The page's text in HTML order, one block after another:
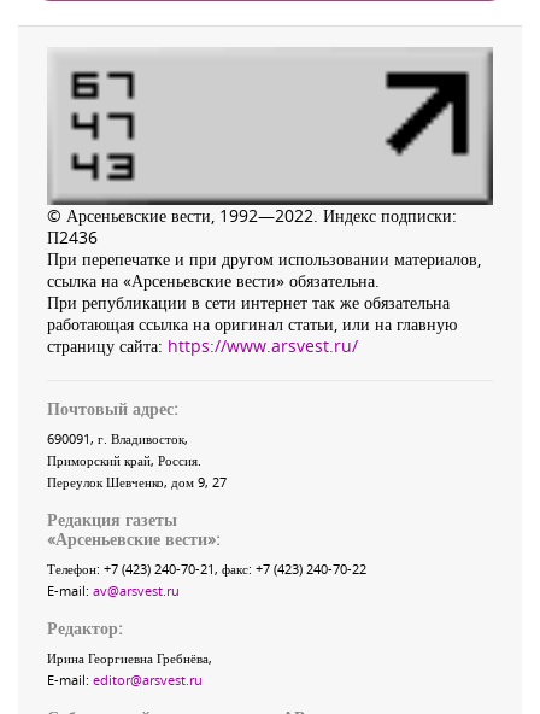
© Арсеньевские вести, 1992—2022. Индекс подписки:
П2436
При перепечатке и при другом использовании материалов,
ссылка на «Арсеньевские вести» обязательна.
При републикации в сети интернет так же обязательна
работающая ссылка на оригинал статьи, или на главную
страницу сайта: https://www.arsvest.ru/
Почтовый адрес:
690091, г. Владивосток,
Приморский край, Россия
Переулок Шевченко, дом 9, 27
Редакция газеты
«Арсеньевские вести»:
Телефон: +7 (423) 240-70-21, факс: +7 (423) 240-70-22
E-mail: av@arsvest.ru
Редактор:
Ирина Георгиевна Гребнёва,
E-mail: editor@arsvest.ru